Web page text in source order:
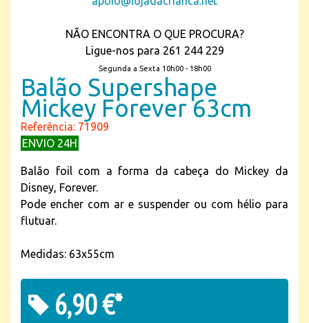
NÃO ENCONTRA O QUE PROCURA?
Ligue-nos para 261 244 229
Segunda a Sexta 10h00 - 18h00
Balão Supershape
Mickey Forever 63cm
Referência: 71909
ENVIO 24H
Balão foil com a forma da cabeça do Mickey da
Disney, Forever.
Pode encher com ar e suspender ou com hélio para
flutuar.
Medidas: 63x55cm
6,90 €*